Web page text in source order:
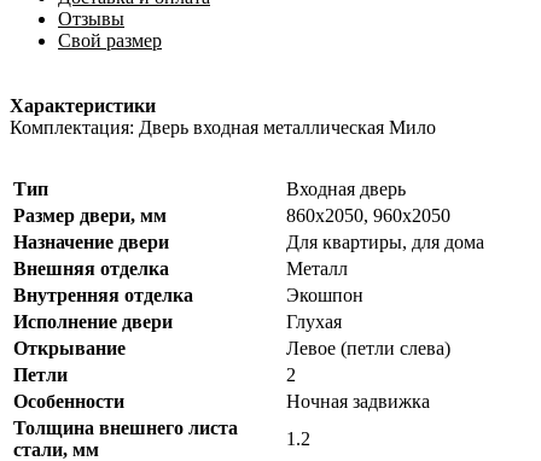
Отзывы
Свой размер
Характеристики
Комплектация: Дверь входная металлическая Мило
Тип
Входная дверь
Размер двери, мм
860x2050, 960х2050
Назначение двери
Для квартиры, для дома
Внешняя отделка
Металл
Внутренняя отделка
Экошпон
Исполнение двери
Глухая
Открывание
Левое (петли слева)
Петли
2
Особенности
Ночная задвижка
Толщина внешнего листа
стали, мм
1.2